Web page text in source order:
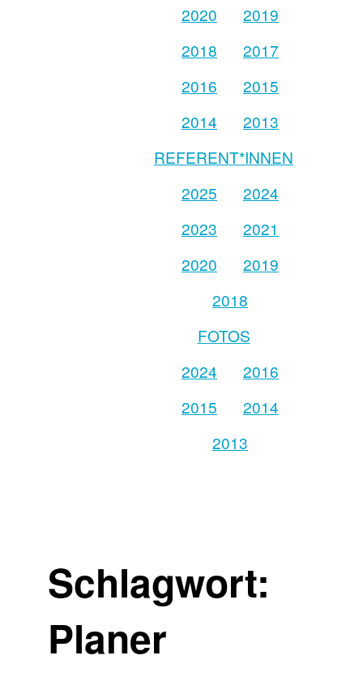
2020
2019
2018
2017
2016
2015
2014
2013
REFERENT*INNEN
2025
2024
2023
2021
2020
2019
2018
FOTOS
2024
2016
2015
2014
2013
Schlagwort:
Planer